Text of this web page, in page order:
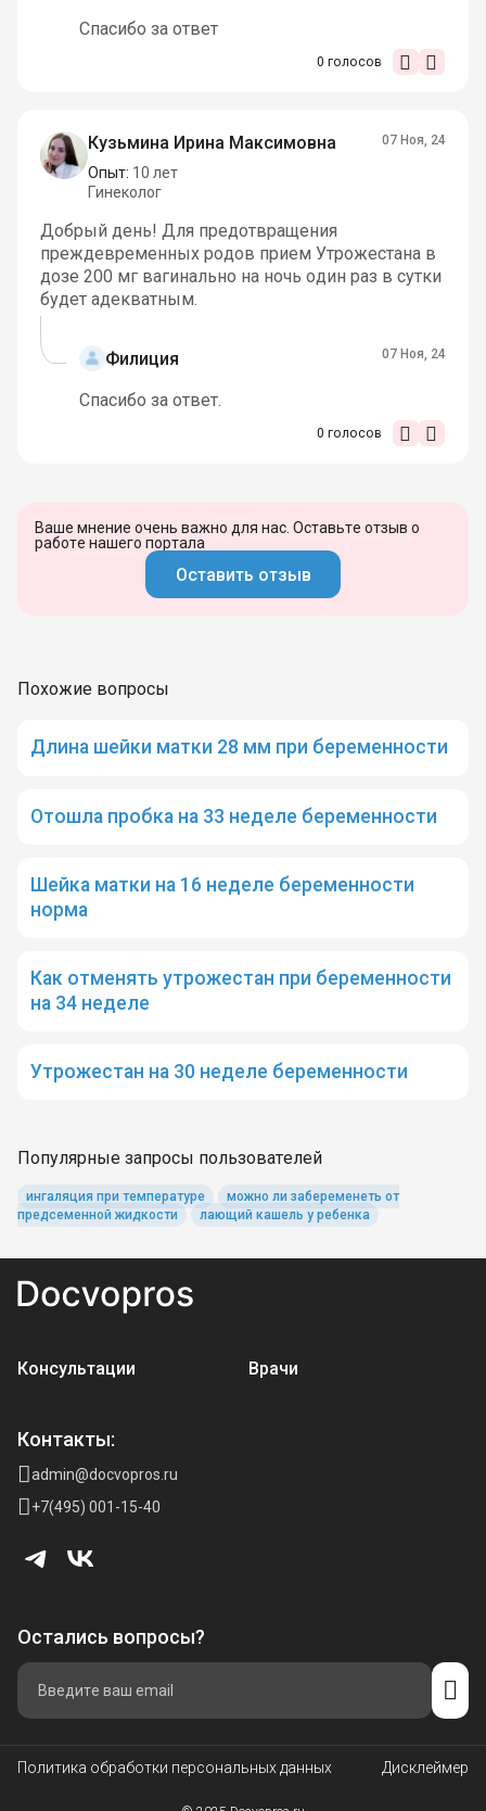
Спасибо за ответ
0 голосов
Кузьмина Ирина Максимовна
Опыт: 10 лет
Гинеколог
07 Ноя, 24
Добрый день! Для предотвращения
преждевременных родов прием Утрожестана в
дозе 200 мг вагинально на ночь один раз в сутки
будет адекватным.
Филиция 07 Ноя, 24
Спасибо за ответ.
0 голосов
Ваше мнение очень важно для нас. Оставьте отзыв о
работе нашего портала
Оставить отзыв
Похожие вопросы
Длина шейки матки 28 мм при беременности
Отошла пробка на 33 неделе беременности
Шейка матки на 16 неделе беременности
норма
Как отменять утрожестан при беременности
на 34 неделе
Утрожестан на 30 неделе беременности
Популярные запросы пользователей
ингаляция при температуре
можно ли забеременеть от
предсеменной жидкости
лающий кашель у ребенка
Консультации Врачи
Контакты:
admin@docvopros.ru
+7(495) 001-15-40
Остались вопросы?
Политика обработки персональных данных Дисклеймер